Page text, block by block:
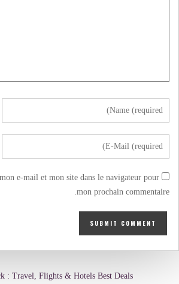
e-mail et mon site dans le navigateur pour
mon prochain commentaire.
: Travel, Flights & Hotels Best Deals